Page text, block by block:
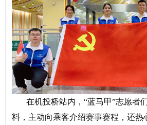
在机投桥站内，“蓝马甲”志愿者
料，主动向乘客介绍赛事赛程，还热